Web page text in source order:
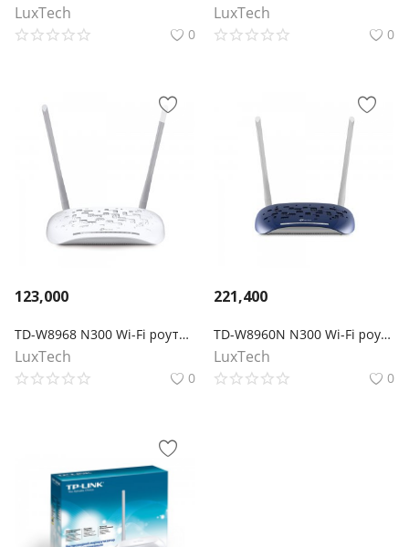
LuxTech
0
LuxTech
0
123,000
TD-W8968 N300 Wi-Fi роутер с ADSL2+ модемом и портом USB
LuxTech
0
221,400
TD-W8960N N300 Wi-Fi роутер с ADSL2+ модемом
LuxTech
0